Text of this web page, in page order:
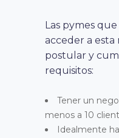
Las pymes
acceder a
postular y
requisitos:
Tener un
menos a 10
Idealmente